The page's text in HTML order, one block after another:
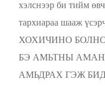
хэлснээр би тийм
тархиараа шааж
ХОХИЧИНО
БЭ АМЬТНЫ
АМЬДРАХ ГЭЖ